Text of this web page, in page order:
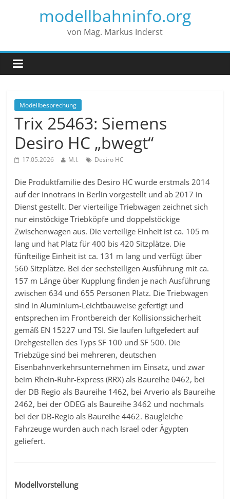
modellbahninfo.org
von Mag. Markus Inderst
Modellbesprechung
Trix 25463: Siemens
Desiro HC „bwegt“
17.05.2026 M.I. Desiro HC
Die Produktfamilie des Desiro HC wurde erstmals 2014
auf der Innotrans in Berlin vorgestellt und ab 2017 in
Dienst gestellt. Der vierteilige Triebwagen zeichnet sich
nur einstöckige Triebköpfe und doppelstöckige
Zwischenwagen aus. Die verteilige Einheit ist ca. 105 m
lang und hat Platz für 400 bis 420 Sitzplätze. Die
fünfteilige Einheit ist ca. 131 m lang und verfügt über
560 Sitzplätze. Bei der sechsteiligen Ausführung mit ca.
157 m Länge über Kupplung finden je nach Ausführung
zwischen 634 und 655 Personen Platz. Die Triebwagen
sind in Aluminium-Leichtbauweise gefertigt und
entsprechen im Frontbereich der Kollisionssicherheit
gemäß EN 15227 und TSI. Sie laufen luftgefedert auf
Drehgestellen des Typs SF 100 und SF 500. Die
Triebzüge sind bei mehreren, deutschen
Eisenbahnverkehrsunternehmen im Einsatz, und zwar
beim Rhein-Ruhr-Express (RRX) als Baureihe 0462, bei
der DB Regio als Baureihe 1462, bei Arverio als Baureihe
2462, bei der ODEG als Baureihe 3462 und nochmals
bei der DB-Regio als Baureihe 4462. Baugleiche
Fahrzeuge wurden auch nach Israel oder Ägypten
geliefert.
Modellvorstellung